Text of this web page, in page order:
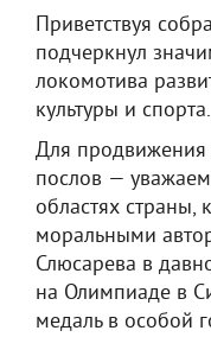
Приветствуя
подчеркнул
локомотива
культуры и спорта.
Для
послов —
областях страны,
моральными
Слюсарева в
на Олимпиаде в
медаль в особой